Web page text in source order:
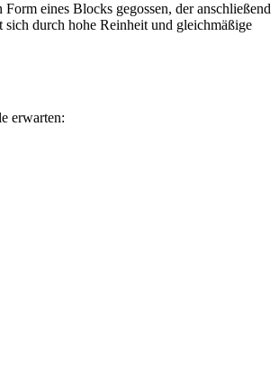
eines Blocks gegossen, der anschließend
durch hohe Reinheit und gleichmäßige
erwarten: